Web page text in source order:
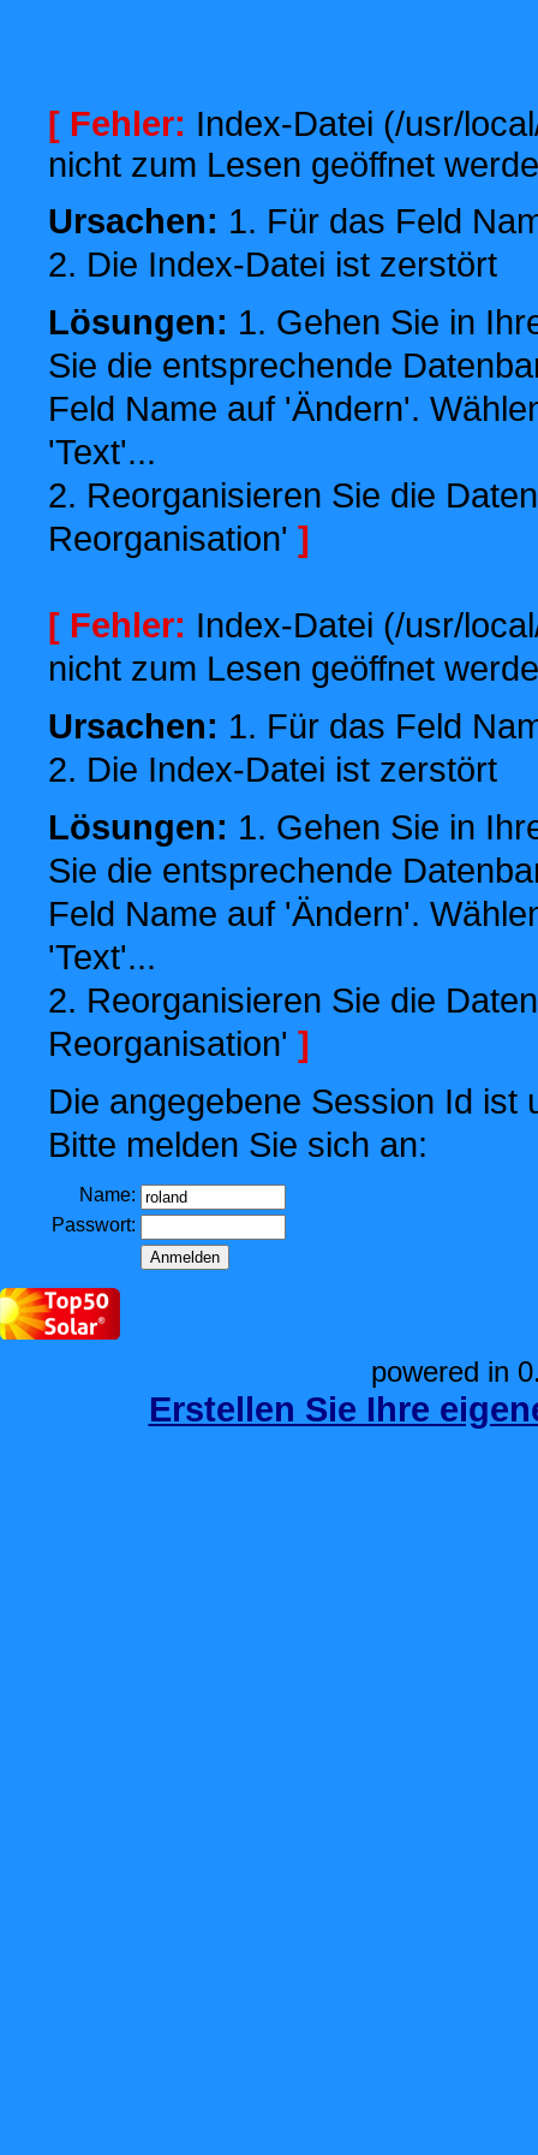
[ Fehler: Index-Datei (/usr/
nicht zum Lesen geöffnet
Ursachen: 1. Für das Feld
2. Die Index-Datei ist zerstört
Lösungen: 1. Gehen Sie in
Sie die entsprechende
Feld Name auf 'Ändern'.
'Text'...
2. Reorganisieren Sie die
Reorganisation' ]
[ Fehler: Index-Datei (/usr/
nicht zum Lesen geöffnet
Ursachen: 1. Für das Feld
2. Die Index-Datei ist zerstört
Lösungen: 1. Gehen Sie in
Sie die entsprechende
Feld Name auf 'Ändern'.
'Text'...
2. Reorganisieren Sie die
Reorganisation' ]
Die angegebene Session Id ist
Bitte melden Sie sich an:
Name:
Passwort:
powered in
Erstellen Sie Ihre